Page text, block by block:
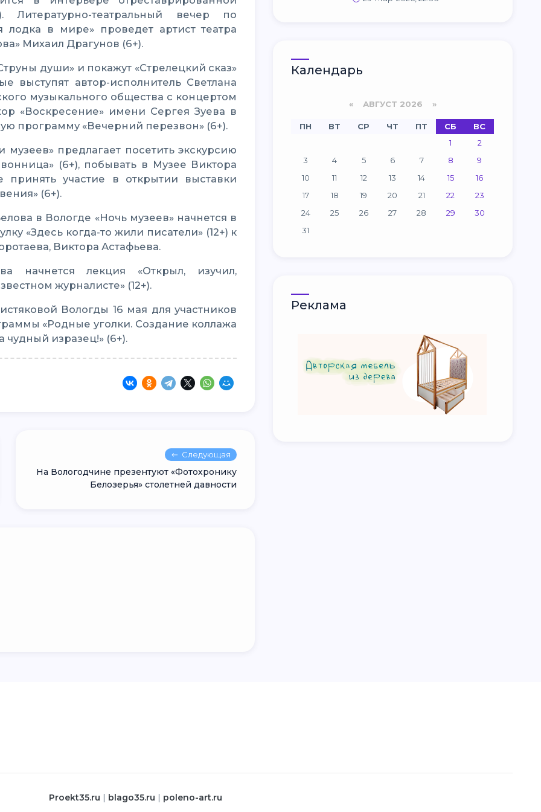
театральный вечер по
лодка в мире» проведет артист театра
Михаил Драгунов (6+).
выступят автор-исполнитель Светлана
музыкального общества с концертом
«Воскресение» имени Сергея Зуева в
программу «Вечерний перезвон» (6+).
(6+), побывать в Музее Виктора
участие в открытии выставки
(6+).
«Здесь когда-то жили писатели» (12+) к
Виктора Астафьева.
журналисте» (12+).
«Родные уголки. Создание коллажа
чудный изразец!» (6+).
Следующая
На Вологодчине презентуют «Фотохронику
Белозерья» столетней давности
Календарь
«АВГУСТ 2026 »
ПН ВТ СР ЧТ ПТ СБ
ВС
1
2
3
4 5 6 7 8
9
10
11 12 13 14 15
16
17
18 19 20 21 22
23
24
25 26 27 28 29
30
31
Реклама
proekt35.ru blago35.ru poleno-art.ru